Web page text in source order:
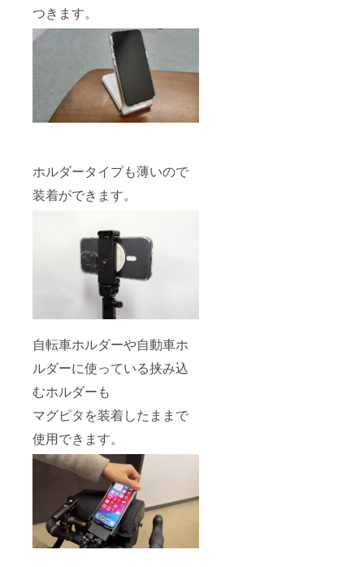
つきます。
ホルダータイプも薄いので
装着ができます。
自転車ホルダーや自動車ホ
ルダーに使っている挟み込
むホルダーも
マグピタを装着したままで
使用できます。